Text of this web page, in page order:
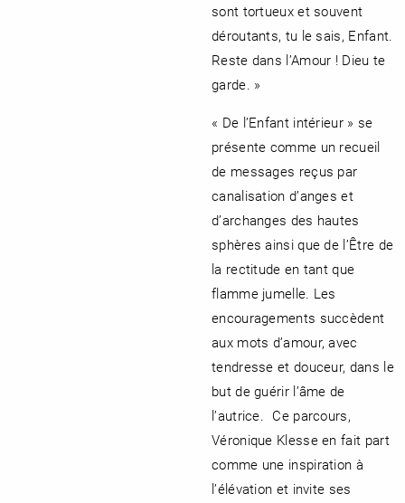
sont tortueux et souvent
déroutants, tu le sais, Enfant.
Reste dans l’Amour ! Dieu te
garde. »
« De l’Enfant intérieur » se
présente comme un recueil
de messages reçus par
canalisation d’anges et
d’archanges des hautes
sphères ainsi que de l’Être de
la rectitude en tant que
flamme jumelle. Les
encouragements succèdent
aux mots d’amour, avec
tendresse et douceur, dans le
but de guérir l’âme de
l’autrice. Ce parcours,
Véronique Klesse en fait part
comme une inspiration à
l’élévation et invite ses